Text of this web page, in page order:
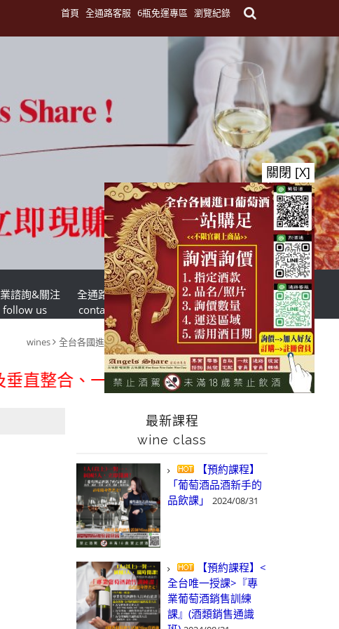
首頁 全通路客服 6瓶免運專區 瀏覽紀錄
諮詢&關注
follow us
全通路客服
contact us
台灣酒商聯盟
TWSMA
全台各國進口葡萄酒
wines
全台各國進口葡萄酒 wines
依商品 產區&酒廠 搜尋
search by region & winery
合、一次購足」各國進口酒類商品 專業詢
最新課程
wine class
【預約課程】
「葡萄酒品酒新手的
品飲課」
2024/08/31
【預約課程】<
全台唯一授課>『專
業葡萄酒銷售訓練
課』(酒類銷售通識
關閉 [X]